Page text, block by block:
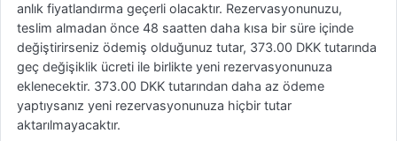
anlık fiyatlandırma geçerli olacaktır. Rezervasyonunuzu,
teslim almadan önce 48 saatten daha kısa bir süre içinde
değiştirirseniz ödemiş olduğunuz tutar, 373.00 DKK tutarında
geç değişiklik ücreti ile birlikte yeni rezervasyonunuza
eklenecektir. 373.00 DKK tutarından daha az ödeme
yaptıysanız yeni rezervasyonunuza hiçbir tutar
aktarılmayacaktır.